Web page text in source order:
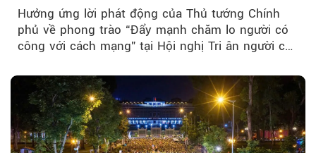
Hưởng ứng lời phát động của Thủ tướng Chính
phủ về phong trào “Đẩy mạnh chăm lo người có
công với cách mạng” tại Hội nghị Tri ân người có